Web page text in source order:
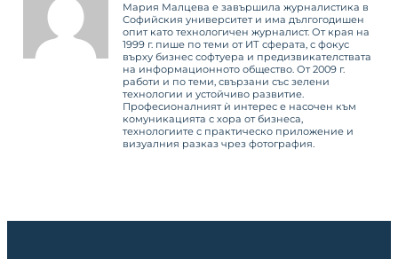
Мария Малцева е завършила журналистика в
Софийския университет и има дългогодишен
опит като технологичен журналист. От края на
1999 г. пише по теми от ИТ сферата, с фокус
върху бизнес софтуера и предизвикателствата
на информационното общество. От 2009 г.
работи и по теми, свързани със зелени
технологии и устойчиво развитие.
Професионалният ѝ интерес е насочен към
комуникацията с хора от бизнеса,
технологиите с практическо приложение и
визуалния разказ чрез фотография.